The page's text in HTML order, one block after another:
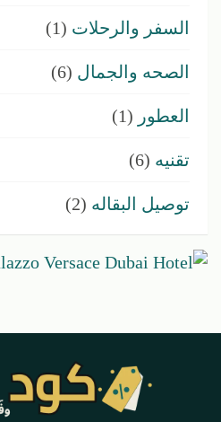
السفر والرحلات (1)
الصحه والجمال (6)
العطور (1)
تقنيه (6)
توصيل البقاله (2)